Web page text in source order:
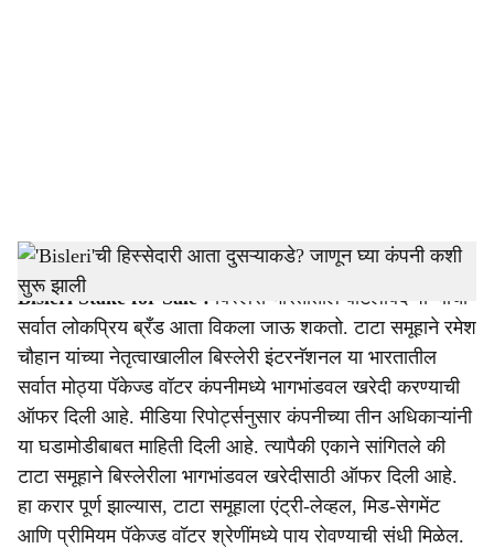
h
a
r
e
Bisleri Stake for Sale-Dainik Gomantak
Bisleri Stake for Sale : बिस्लेरी भारतातील बाटलीबंद पाण्याचा
सर्वात लोकप्रिय ब्रँड आता विकला जाऊ शकतो. टाटा समूहाने रमेश
चौहान यांच्या नेतृत्वाखालील बिस्लेरी इंटरनॅशनल या भारतातील
सर्वात मोठ्या पॅकेज्ड वॉटर कंपनीमध्ये भागभांडवल खरेदी करण्याची
ऑफर दिली आहे. मीडिया रिपोर्ट्सनुसार कंपनीच्या तीन अधिकाऱ्यांनी
या घडामोडीबाबत माहिती दिली आहे. त्यापैकी एकाने सांगितले की
टाटा समूहाने बिस्लेरीला भागभांडवल खरेदीसाठी ऑफर दिली आहे.
हा करार पूर्ण झाल्यास, टाटा समूहाला एंट्री-लेव्हल, मिड-सेगमेंट
आणि प्रीमियम पॅकेज्ड वॉटर श्रेणींमध्ये पाय रोवण्याची संधी मिळेल.